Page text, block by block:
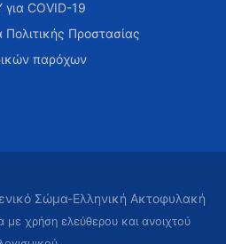
COVID-19
Πολιτικής Προστασίας
παρόχων
Σώμα-Ελληνική Ακτοφυλακή
με χρήση ελεύθερου και ανοιχτού